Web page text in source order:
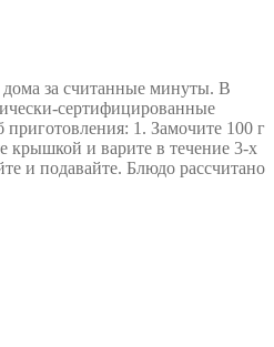
дома за считанные минуты. В
сертифицированные
1. Замочите 100 г
крышкой и варите в течение 3-х
и подавайте. Блюдо рассчитано